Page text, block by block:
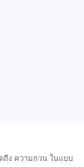
ถึง ความกวน ในแบบ